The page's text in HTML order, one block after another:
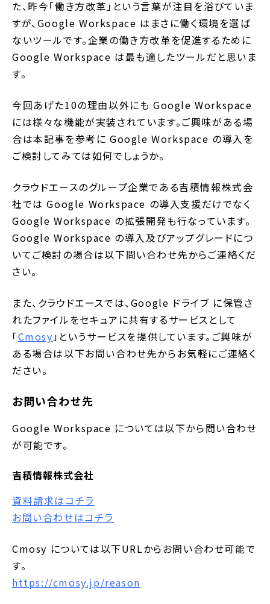
た、昨今「働き方改革」という言葉が注目を浴びていま
すが、Google Workspace はまさに働く環境を選ば
ないツールです。企業の働き方改革を促進するために
Google Workspace は最も適したツールだと思いま
す。
今回あげた10の理由以外にも Google Workspace
には様々な機能が実装されています。ご興味がある場
合は本記事を参考に Google Workspace の導入を
ご検討してみては如何でしょうか。
クラウドエースのグループ企業である吉積情報株式会
社では Google Workspace の導入支援だけでなく
Google Workspace の拡張開発も行なっています。
Google Workspace の導入及びアップグレードにつ
いてご検討の場合は以下問い合わせ先からご連絡くだ
さい。
また、クラウドエースでは、Google ドライブ に保管さ
れたファイルをセキュアに共有するサービスとして
「Cmosy 」というサービスを提供しています。ご興味が
ある場合は以下お問い合わせ先からお気軽にご連絡く
ださい。
お問い合わせ先
Google Workspace については以下から問い合わせ
が可能です。
吉積情報株式会社
資料請求はコチラ
お問い合わせはコチラ
Cmosy については以下URLからお問い合わせ可能で
す。
https://cmosy.jp/reason